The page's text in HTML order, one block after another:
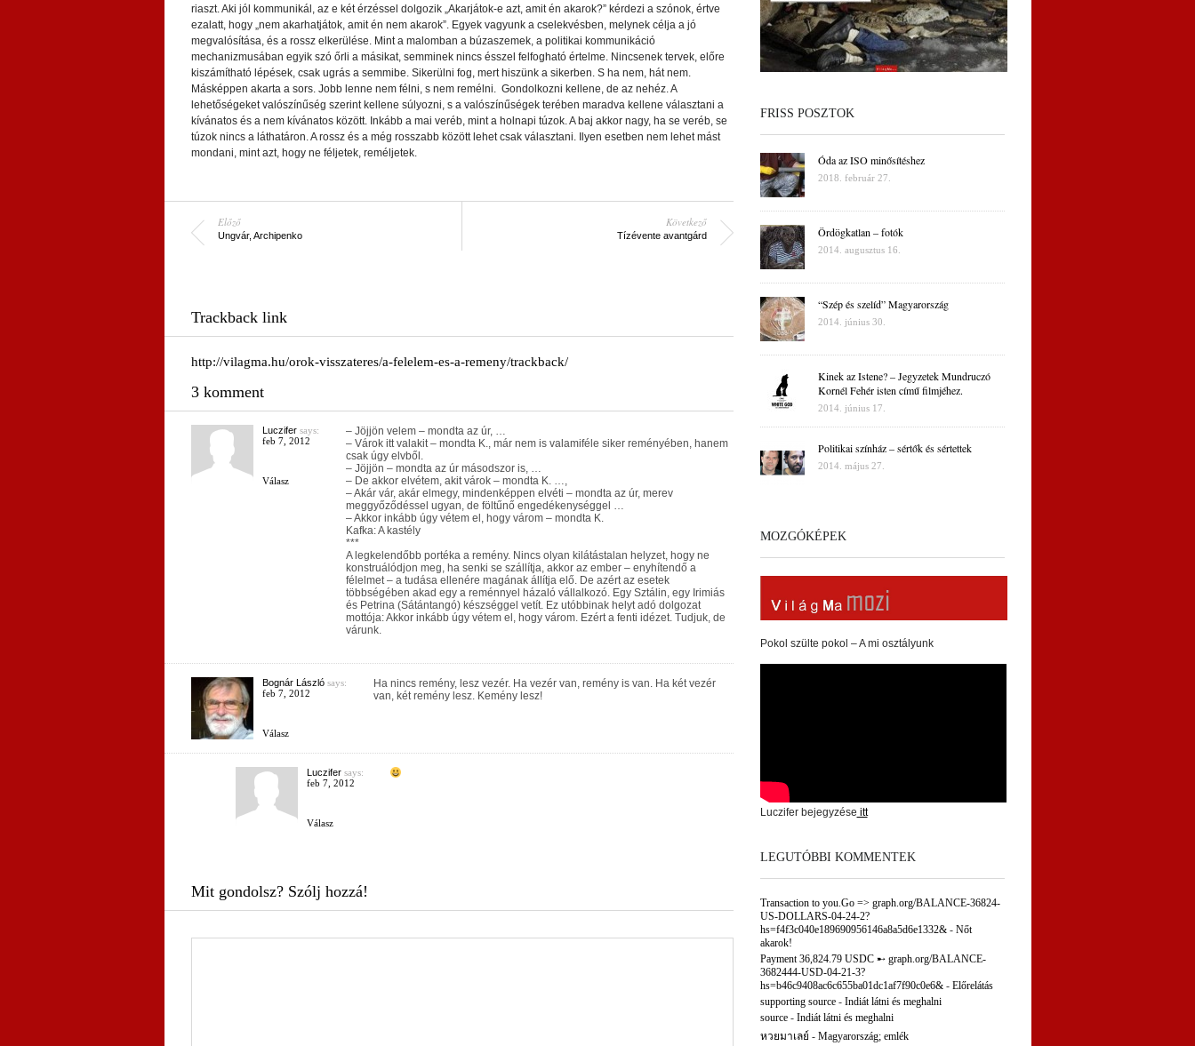
riaszt. Aki jól kommunikál, az e két érzéssel dolgozik „Akarjátok-e azt, amit én akarok?” kérdezi a szónok, értve
ezalatt, hogy „nem akarhatjátok, amit én nem akarok”. Egyek vagyunk a cselekvésben, melynek célja a jó
megvalósítása, és a rossz elkerülése. Mint a malomban a búzaszemek, a politikai kommunikáció
mechanizmusában egyik szó őrli a másikat, semminek nincs ésszel felfogható értelme. Nincsenek tervek, előre
kiszámítható lépések, csak ugrás a semmibe. Sikerülni fog, mert hiszünk a sikerben. S ha nem, hát nem.
Másképpen akarta a sors. Jobb lenne nem félni, s nem remélni. Gondolkozni kellene, de az nehéz. A
lehetőségeket valószínűség szerint kellene súlyozni, s a valószínűségek terében maradva kellene választani a
kívánatos és a nem kívánatos között. Inkább a mai veréb, mint a holnapi túzok. A baj akkor nagy, ha se veréb, se
túzok nincs a láthatáron. A rossz és a még rosszabb között lehet csak választani. Ilyen esetben nem lehet mást
mondani, mint azt, hogy ne féljetek, reméljetek.
Előző
Ungvár, Archipenko
Következő
Tízévente avantgárd
Trackback link
http://vilagma.hu/orok-visszateres/a-felelem-es-a-remeny/trackback/
3 komment
Luczifersays:
feb 7, 2012
Válasz
– Jöjjön velem – mondta az úr, …
– Várok itt valakit – mondta K., már nem is valamiféle siker reményében, hanem
csak úgy elvből.
– Jöjjön – mondta az úr másodszor is, …
– De akkor elvétem, akit várok – mondta K. …,
– Akár vár, akár elmegy, mindenképpen elvéti – mondta az úr, merev
meggyőződéssel ugyan, de föltűnő engedékenységgel …
– Akkor inkább úgy vétem el, hogy várom – mondta K.
Kafka: A kastély
***
A legkelendőbb portéka a remény. Nincs olyan kilátástalan helyzet, hogy ne
konstruálódjon meg, ha senki se szállítja, akkor az ember – enyhítendő a
félelmet – a tudása ellenére magának állítja elő. De azért az esetek
többségében akad egy a reménnyel házaló vállalkozó. Egy Sztálin, egy Irimiás
és Petrina (Sátántangó) készséggel vetít. Ez utóbbinak helyt adó dolgozat
mottója: Akkor inkább úgy vétem el, hogy várom. Ezért a fenti idézet. Tudjuk, de
várunk.
Bognár Lászlósays:
feb 7, 2012
Válasz
Ha nincs remény, lesz vezér. Ha vezér van, remény is van. Ha két vezér
van, két remény lesz. Kemény lesz!
Luczifersays:
feb 7, 2012
Válasz
Mit gondolsz? Szólj hozzá!
FRISS POSZTOK
Óda az ISO minősítéshez
2018. február 27.
Ördögkatlan – fotók
2014. augusztus 16.
“Szép és szelíd” Magyarország
2014. június 30.
Kinek az Istene? – Jegyzetek Mundruczó
Kornél Fehér isten című filmjéhez.
2014. június 17.
Politikai színház – sértők és sértettek
2014. május 27.
MOZGÓKÉPEK
Pokol szülte pokol – A mi osztályunk
Luczifer bejegyzése itt
LEGUTÓBBI KOMMENTEK
Transaction to you.Go => graph.org/BALANCE-36824-
US-DOLLARS-04-24-2?
hs=f4f3c040e189690956146a8a5d6e1332&- Nőt
akarok!
Payment 36,824.79 USDC ➸ graph.org/BALANCE-
3682444-USD-04-21-3?
hs=b46c9408ac6c655ba01dc1af7f90c0e6&- Előrelátás
supporting source- Indiát látni és meghalni
source- Indiát látni és meghalni
หวยมาเลย์ - Magyarország; emlék